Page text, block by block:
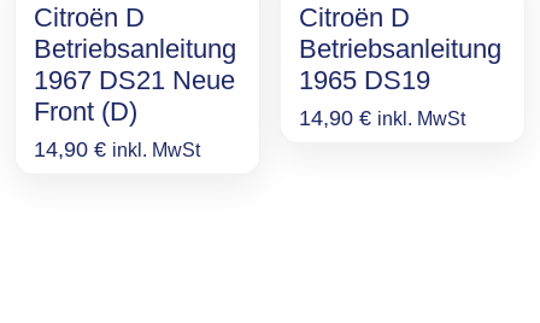
Citroën D
Betriebsanleitung
1967 DS21 Neue
Front (D)
14,90 € inkl. MwSt
Citroën D
Betriebsanleitung
1965 DS19
14,90€ inkl. MwSt